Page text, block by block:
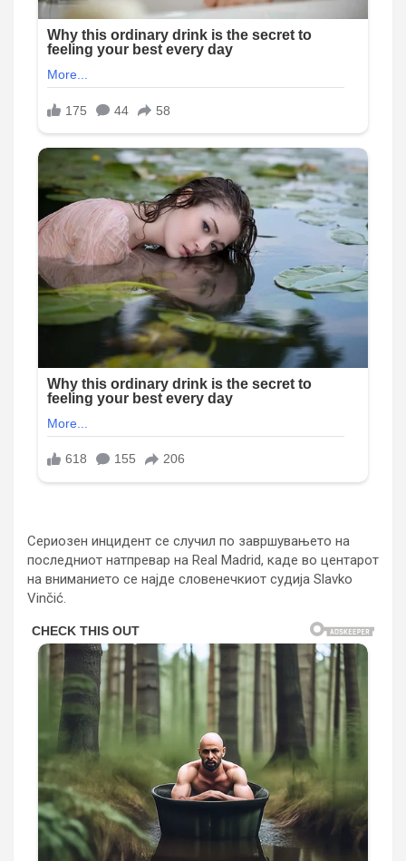
Сериозен инцидент се случил по завршувањето на
последниот натпревар на Real Madrid, каде во центарот
на вниманието се најде словенечкиот судија Slavko
Vinčić.